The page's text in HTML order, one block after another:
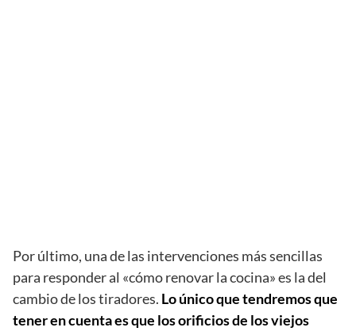
Por último, una de las intervenciones más sencillas
para responder al «cómo renovar la cocina» es la del
cambio de los tiradores. Lo único que tendremos que
tener en cuenta es que los orificios de los viejos